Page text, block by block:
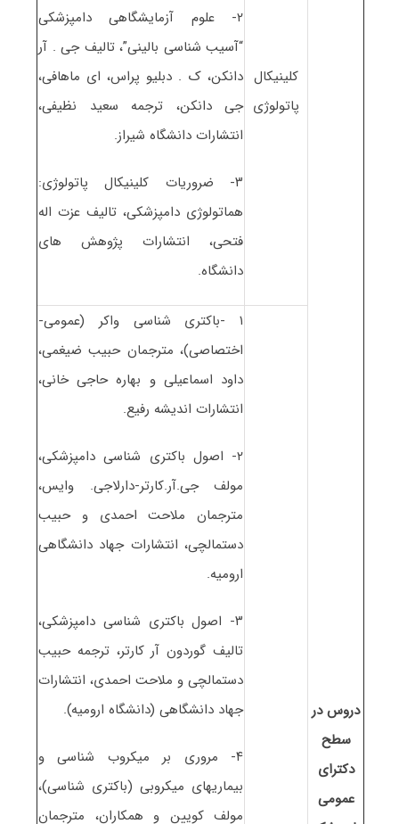
دروس در
سطح
دکترای
عمومی
کلینیکال
پاتولوژی
۲- علوم آزمایشگاهی دامپزشکی
“آسیب شناسی بالینی”، تالیف جی . آر
دانکن، ک . دبلیو پراس، ای ماهافی،
جی دانکن، ترجمه سعید نظیفی،
انتشارات دانشگاه شیراز.
۳- ضروریات کلینیکال پاتولوژی:
هماتولوژی دامپزشکی، تالیف عزت اله
فتحی، انتشارات پژوهش های
دانشگاه.
۱ -باکتری شناسی واکر (عمومی-
اختصاصی)، مترجمان حبیب ضیغمی،
داود اسماعیلی و بهاره حاجی خانی،
انتشارات اندیشه رفیع.
۲- اصول باکتری شناسی دامپزشکی،
مولف جی.آر.کارتر-دارلاجی. وایس،
مترجمان ملاحت احمدی و حبیب
دستمالچی، انتشارات جهاد دانشگاهی
ارومیه.
۳- اصول باکتری شناسی دامپزشکی،
تالیف گوردون آر کارتر، ترجمه حبیب
دستمالچی و ملاحت احمدی، انتشارات
جهاد دانشگاهی (دانشگاه ارومیه).
۴- مروری بر میکروب شناسی و
بیماریهای میکروبی (باکتری شناسی)،
مولف کویین و همکاران، مترجمان